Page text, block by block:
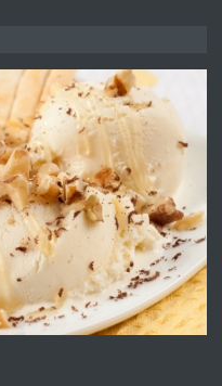
преди 1 година
работници
преди 1 година
"По стъпките на Ангел